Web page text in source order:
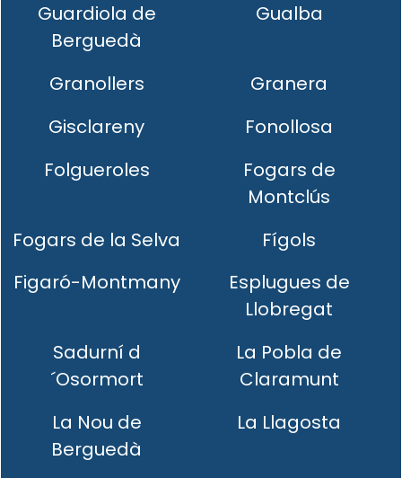
Guardiola de
Berguedà
Gualba
Granollers
Granera
Gisclareny
Fonollosa
Folgueroles
Fogars de
Montclús
Fogars de la Selva
Fígols
Figaró-Montmany
Esplugues de
Llobregat
Sadurní d
´Osormort
La Pobla de
Claramunt
La Nou de
Berguedà
La Llagosta